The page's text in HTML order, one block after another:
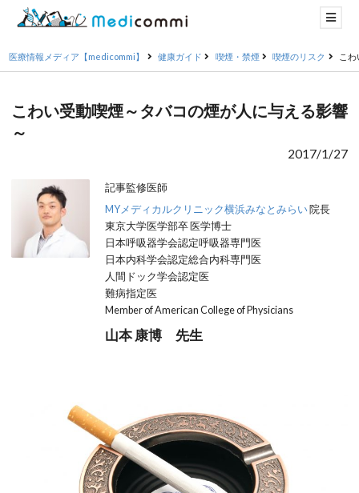
医療情報メディア【medicommi】 健康ガイド 喫煙・禁煙 喫煙のリスク こ
こわい受動喫煙～タバコの煙が人に与える影響
～
2017/1/27
記事監修医師
MYメディカルクリニック横浜みなとみらい院長
東京大学医学部卒 医学博士
日本呼吸器学会認定呼吸器専門医
日本内科学会認定総合内科専門医
人間ドック学会認定医
難病指定医
Member of American College of Physicians
山本 康博 先生